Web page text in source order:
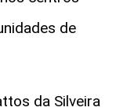
de
da Silveira